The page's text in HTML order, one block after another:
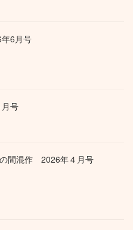
6月号
号
間混作 2026年４月号